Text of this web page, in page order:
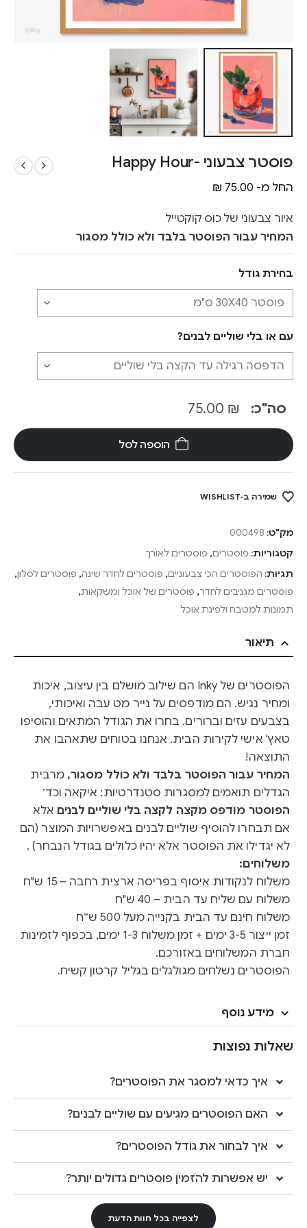
פוסטר צבעוני -Happy Hour
החל מ- ₪ 75.00
איור צבעוני של כוס קוקטייל
המחיר עבור הפוסטר בלבד ולא כולל מסגור
בחירת גודל
עם או בלי שוליים לבנים?
סה"כ: ₪
הוספה לסל
שמירה ב-WISHLIST
מק"ט: 000498
קטגוריות: פוסטרים, פוסטרים לאורך
תגיות: הפוסטרים הכי צבעוניים, פוסטרים לחדר שינה, פוסטרים לסלון,
פוסטרים מגניבים לחדר, פוסטרים של אוכל ומשקאות,
תמונות למטבח ולפינת אוכל
תיאור
הפוסטרים של Inky הם שילוב מושלם בין עיצוב, איכות
ומחיר נגיש. הם מודפסים על נייר מט עבה ואיכותי,
בצבעים עזים וברורים. בחרו את הגודל המתאים והוסיפו
טאץ' אישי לקירות הבית. אנחנו בטוחים שתאהבו את
התוצאה!
המחיר עבור הפוסטר בלבד ולא כולל מסגור, מרבית
הגדלים תואמים למסגרות סטנדרטיות: איקאה וכד׳
הפוסטר מודפס מקצה לקצה בלי שוליים לבנים אלא
אם תבחרו להוסיף שוליים לבנים באפשרויות המוצר (הם
לא יגדילו את הפוסטר אלא יהיו כלולים בגודל הנבחר) .
משלוחים:
משלוח לנקודות איסוף בפריסה ארצית רחבה – 15 ש"ח
משלוח עם שליח עד הבית – 40 ש"ח
משלוח חינם עד הבית בקנייה מעל 500 ש״ח
זמן ייצור 3-5 ימים + זמן משלוח 1-3 ימים, בכפוף לזמינות
חברת המשלוחים באזורכם.
הפוסטרים נשלחים מגולגלים בגליל קרטון קשיח.
מידע נוסף
שאלות נפוצות
איך כדאי למסגר את הפוסטרים?
האם הפוסטרים מגיעים עם שוליים לבנים?
איך לבחור את גודל הפוסטרים?
יש אפשרות להזמין פוסטרים גדולים יותר?
לצפייה בכל חוות הדעת